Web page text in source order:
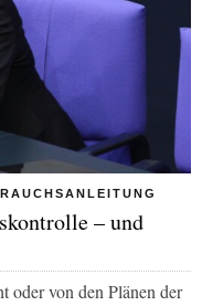
– und
oder von den Plänen der